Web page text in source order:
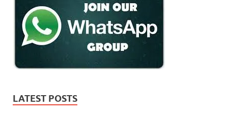
LATEST POSTS